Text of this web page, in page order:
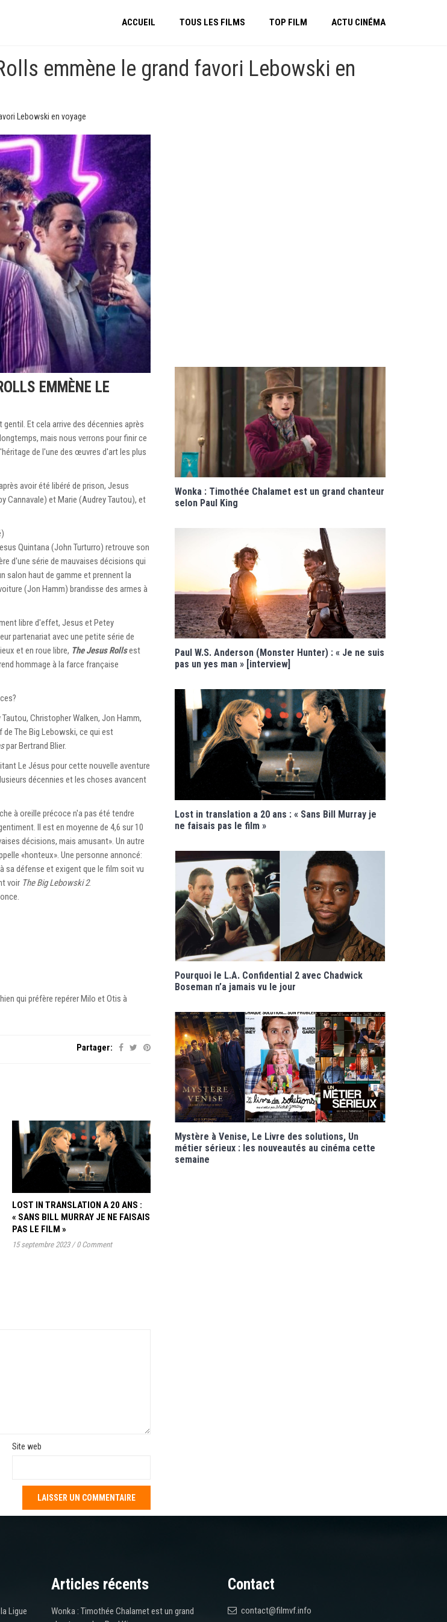
ACCUEIL TOUS LES FILMS TOP FILM ACTU CINÉMA
emmène le grand favori Lebowski en
Lebowski en voyage
EMMÈNE LE
Et cela arrive des décennies après
mais nous verrons pour finir ce
de l'une des œuvres d'art les plus
avoir été libéré de prison, Jesus
Cannavale) et Marie (Audrey Tautou), et
Quintana (John Turturro) retrouve son
d'une série de mauvaises décisions qui
salon haut de gamme et prennent la
(Jon Hamm) brandisse des armes à
libre d'effet, Jesus et Petey
partenariat avec une petite série de
et en roue libre, The Jesus Rollsest
hommage à la farce française
Christopher Walken, Jon Hamm,
The Big Lebowski, ce qui est
par Bertrand Blier.
Le Jésus pour cette nouvelle aventure
décennies et les choses avancent
à oreille précoce n'a pas été tendre
Il est en moyenne de 4,6 sur 10
décisions, mais amusant». Un autre
«honteux». Une personne annoncé:
sa défense et exigent que le film soit vu
voir The Big Lebowski 2.
qui préfère repérer Milo et Otis à
Partager:
LOST IN TRANSLATION A 20 ANS :
« SANS BILL MURRAY JE NE FAISAIS
PAS LE FILM »
15 septembre 2023 / 0 Comment
Site web
Wonka : Timothée Chalamet est un grand chanteur
selon Paul King
Paul W.S. Anderson (Monster Hunter) : « Je ne suis
pas un yes man » [interview]
Lost in translation a 20 ans : « Sans Bill Murray je
ne faisais pas le film »
Pourquoi le L.A. Confidential 2 avec Chadwick
Boseman n’a jamais vu le jour
Mystère à Venise, Le Livre des solutions, Un
métier sérieux : les nouveautés au cinéma cette
semaine
Ligue
Articles récents
Wonka : Timothée Chalamet est un grand
Contact
contact@filmvf.info